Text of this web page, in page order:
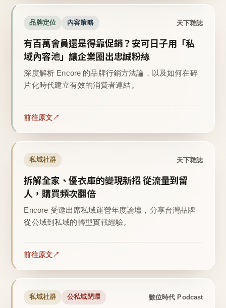
品牌定位 內容策略 天下雜誌
有百萬會員還是得靠促銷？安可日子用「私
域內容池」讓企業圈出忠誠粉絲
深度解析 Encore 的品牌行銷方法論，以及如何在碎
片化時代建立有效的消費者連結。
前往原文
私域社群 天下雜誌
拆解全家、優衣庫的變現新招 從流量到留
人，購買頻次翻倍
Encore 受邀出席私域運營年度論壇，分享台灣品牌
從公域到私域的轉型實戰經驗。
前往原文
私域社群 公私域閉環 數位時代 Podcast